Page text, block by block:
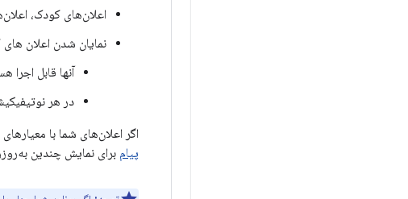
اعلان‌های کودک،
نمایان شدن اعلان
آنها قابل اجرا
در هر
اگر اعلان‌های شما با
پیام برای نمایش چندین